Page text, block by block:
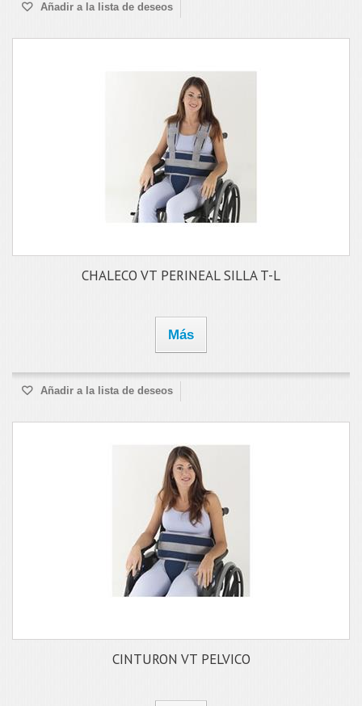
Añadir a la lista de deseos
CHALECO VT PERINEAL SILLA T-L
Más
Añadir a la lista de deseos
CINTURON VT PELVICO